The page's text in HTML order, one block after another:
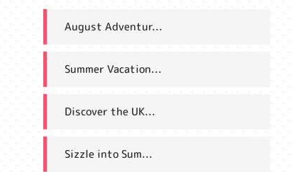
August Adventur...
Summer Vacation...
Discover the UK...
Sizzle into Sum...